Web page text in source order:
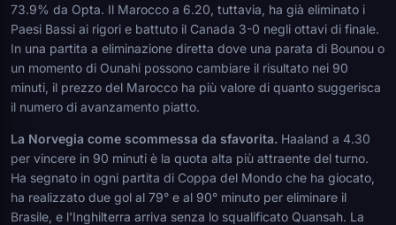
73.9% da Opta. Il Marocco a 6.20, tuttavia, ha già eliminato i
Paesi Bassi ai rigori e battuto il Canada 3-0 negli ottavi di finale.
In una partita a eliminazione diretta dove una parata di Bounou o
un momento di Ounahi possono cambiare il risultato nei 90
minuti, il prezzo del Marocco ha più valore di quanto suggerisca
il numero di avanzamento piatto.
La Norvegia come scommessa da sfavorita. Haaland a 4.30
per vincere in 90 minuti è la quota alta più attraente del turno.
Ha segnato in ogni partita di Coppa del Mondo che ha giocato,
ha realizzato due gol al 79° e al 90° minuto per eliminare il
Brasile, e l'Inghilterra arriva senza lo squalificato Quansah. La